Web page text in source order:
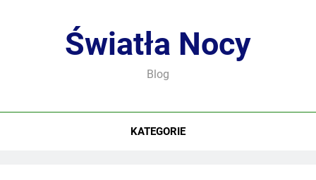
Światła Nocy
Blog
KATEGORIE